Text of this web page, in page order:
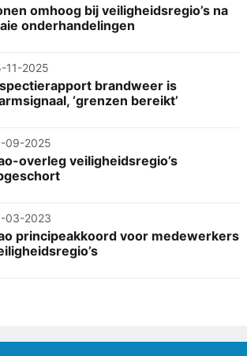
omhoog bij veiligheidsregio’s na
onderhandelingen
11-2025
brandweer is
‘grenzen bereikt’
09-2025
overleg veiligheidsregio’s
03-2023
principeakkoord voor medewerkers